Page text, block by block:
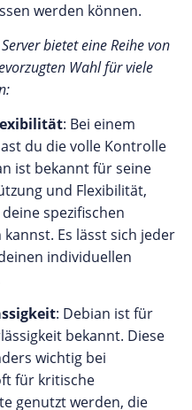
werden können.
bietet eine Reihe von
Wahl für viele
: Bei einem
du die volle Kontrolle
ist bekannt für seine
und Flexibilität,
spezifischen
Es lässt sich jeder
individuellen
: Debian ist für
bekannt. Diese
wichtig bei
für kritische
genutzt werden, die